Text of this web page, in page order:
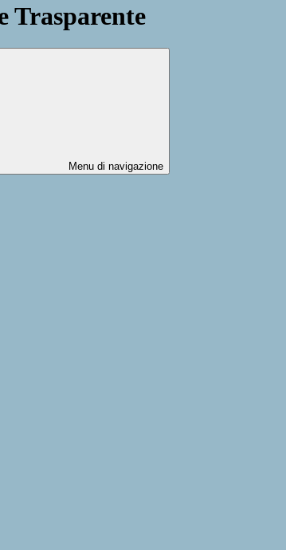
Trasparente
Menu di navigazione